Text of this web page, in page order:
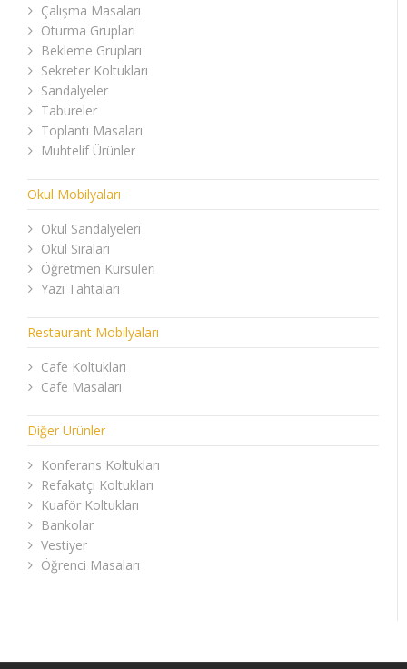
Çalışma Masaları
Oturma Grupları
Bekleme Grupları
Sekreter Koltukları
Sandalyeler
Tabureler
Toplantı Masaları
Muhtelif Ürünler
Okul Mobilyaları
Okul Sandalyeleri
Okul Sıraları
Öğretmen Kürsüleri
Yazı Tahtaları
Restaurant Mobilyaları
Cafe Koltukları
Cafe Masaları
Diğer Ürünler
Konferans Koltukları
Refakatçi Koltukları
Kuaför Koltukları
Bankolar
Vestiyer
Öğrenci Masaları